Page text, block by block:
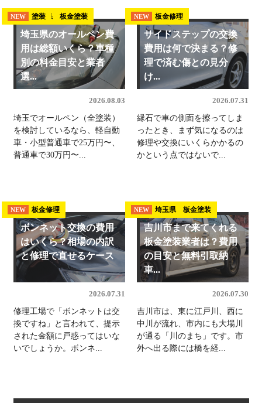
NEW 埼玉県 板金塗装
NEW 塗装
埼玉県のオールペン費
用は総額いくら？車種
別の料金目安と業者
選...
2026.08.03
埼玉でオールペン（全塗装）
を検討しているなら、軽自動
車・小型普通車で25万円〜、
普通車で30万円〜...
NEW 板金修理
サイドステップの交換
費用は何で決まる？修
理で済む傷との見分
け...
2026.07.31
縁石で車の側面を擦ってしま
ったとき、まず気になるのは
修理や交換にいくらかかるの
かという点ではないで...
NEW 板金修理
ボンネット交換の費用
はいくら？相場の内訳
と修理で直せるケース
2026.07.31
修理工場で「ボンネットは交
換ですね」と言われて、提示
された金額に戸惑ってはいな
いでしょうか。ボンネ...
NEW 埼玉県 板金塗装
吉川市まで来てくれる
板金塗装業者は？費用
の目安と無料引取納
車...
2026.07.30
吉川市は、東に江戸川、西に
中川が流れ、市内にも大場川
が通る「川のまち」です。市
外へ出る際には橋を経...